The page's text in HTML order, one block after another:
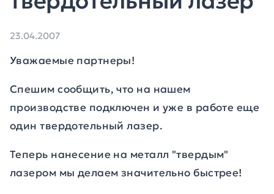
23.04.2007
Уважаемые партнеры!
Спешим сообщить, что на нашем
производстве подключен и уже в работе еще
один твердотельный лазер.
Теперь нанесение на металл "твердым"
лазером мы делаем значительно быстрее!